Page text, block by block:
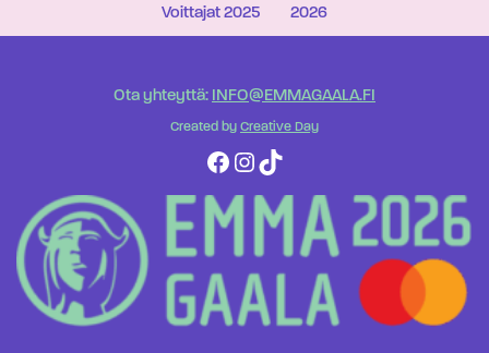
Voittajat 2025
2026
Ota yhteyttä: INFO@EMMAGAALA.FI
Created by Creative Day